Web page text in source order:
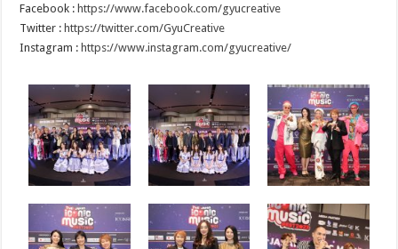
Facebook :https://www.facebook.com/gyucreative
Twitter :https://twitter.com/GyuCreative
Instagram :https://www.instagram.com/gyucreative/